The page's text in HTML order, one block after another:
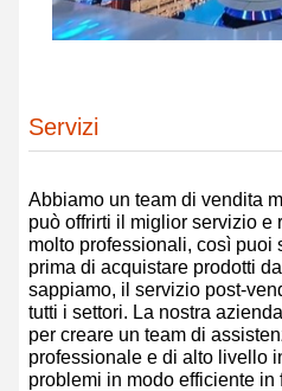
Servizi
Abbiamo un team di vendita
può offrirti il ​​miglior servizio e
molto professionali, così puoi
prima di acquistare prodotti
sappiamo, il servizio post-
tutti i settori. La nostra
per creare un team di
professionale e di alto livello
problemi in modo efficiente in